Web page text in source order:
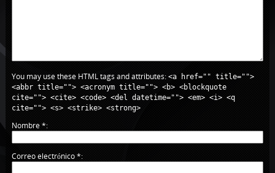
You may use these HTML tags and attributes: <a href="" title="">
<abbr title=""> <acronym title=""> <b> <blockquote
cite=""> <cite> <code> <del datetime=""> <em> <i> <q
cite=""> <s> <strike> <strong>
Nombre*
Correo electrónico*